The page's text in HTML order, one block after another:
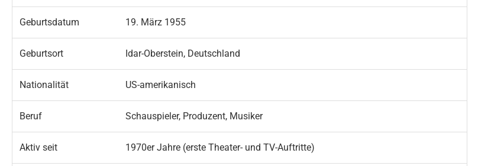
Geburtsdatum 19. März 1955
Geburtsort Idar-Oberstein, Deutschland
Nationalität US-amerikanisch
Beruf Schauspieler, Produzent, Musiker
Aktiv seit 1970er Jahre (erste Theater- und TV-Auftritte)